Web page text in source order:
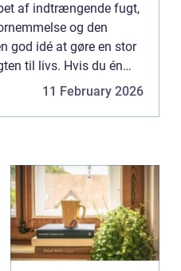
af indtrængende fugt,
og den
god idé at gøre en stor
til livs. Hvis du én
og dernæst sørget
11 February 2026